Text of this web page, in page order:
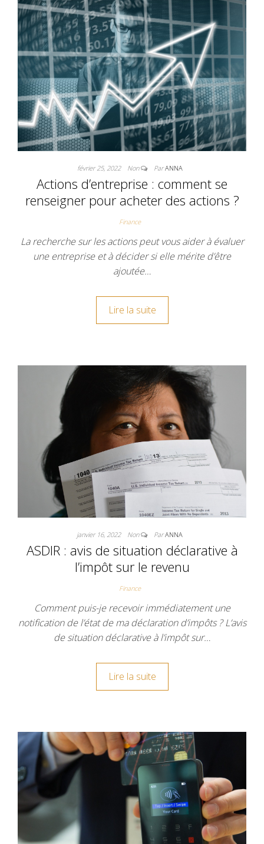
février 25, 2022 Non ParANNA
Actions d’entreprise : comment se
renseigner pour acheter des actions ?
Finance
La recherche sur les actions peut vous aider à évaluer
une entreprise et à décider si elle mérite d’être
ajoutée…
Lire la suite
janvier 16, 2022 Non ParANNA
ASDIR : avis de situation déclarative à
l’impôt sur le revenu
Finance
Comment puis-je recevoir immédiatement une
notification de l’état de ma déclaration d’impôts ? L’avis
de situation déclarative à l’impôt sur…
Lire la suite